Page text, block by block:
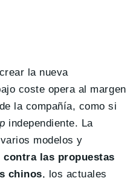
la nueva
coste opera al margen
la compañía, como si
independiente. La
modelos y
contra las propuestas
chinos, los actuales